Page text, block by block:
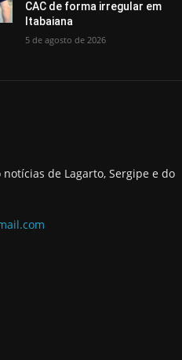
CAC de forma irregular em
Itabaiana
5 de agosto de 2026
de Lagarto, Sergipe e do